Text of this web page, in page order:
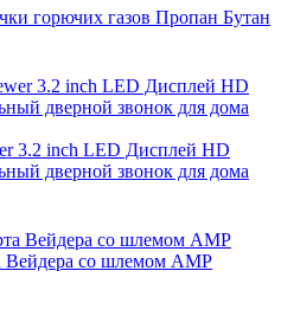
горючих газов Пропан Бутан
3.2 inch LED Дисплей HD
дверной звонок для дома
Вейдера со шлемом AMP